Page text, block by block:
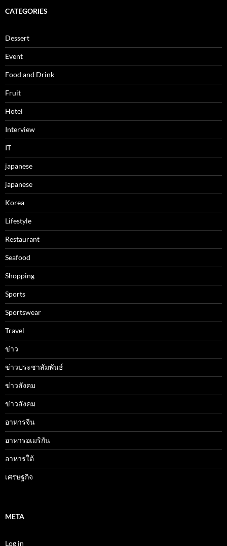
CATEGORIES
Dessert
Event
Food and Drink
Fruit
Hotel
Interview
IT
japanese
japanese
Korea
Lifestyle
Restaurant
Seafood
Shopping
Sports
Sportswear
Travel
ข่าว
ข่าวประชาสัมพันธ์
ข่าวสังคม
ข่าวสังคม
อาหารจีน
อาหารอเมริกัน
อาหารใต้
เศรษฐกิจ
META
Log in